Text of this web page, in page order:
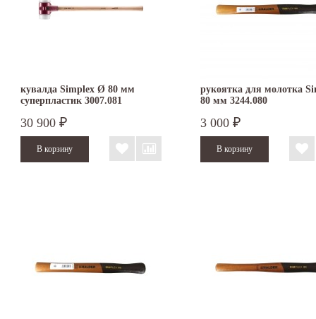
кувалда Simplex Ø 80 мм
суперпластик 3007.081
30 900 ₽
рукоятка для молотка
80 мм 3244.080
3 000 ₽